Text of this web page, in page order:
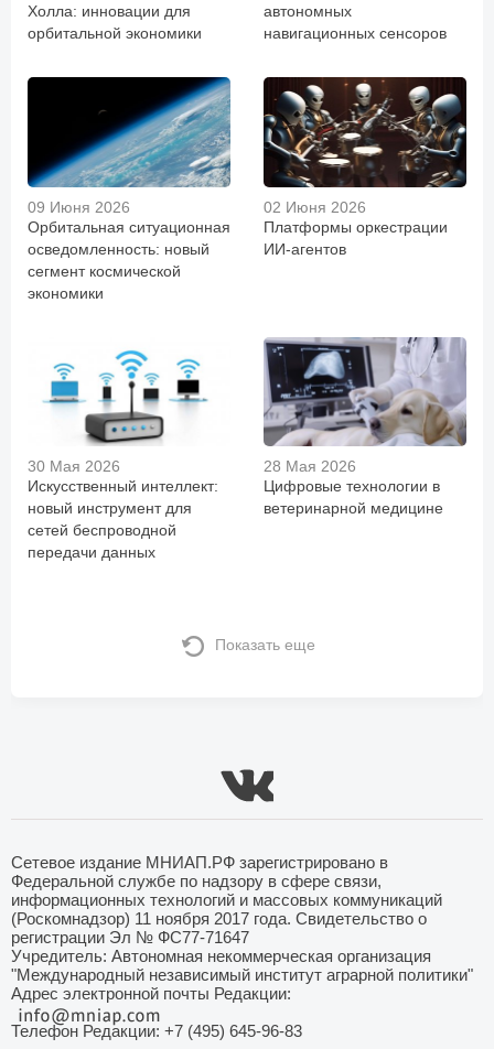
Холла: инновации для
орбитальной экономики
автономных
навигационных сенсоров
09 Июня 2026
Орбитальная ситуационная
осведомленность: новый
сегмент космической
экономики
02 Июня 2026
Платформы оркестрации
ИИ-агентов
30 Мая 2026
Искусственный интеллект:
новый инструмент для
сетей беспроводной
передачи данных
28 Мая 2026
Цифровые технологии в
ветеринарной медицине
Показать еще
Сетевое издание МНИАП.РФ зарегистрировано в
Федеральной службе по надзору в сфере связи,
информационных технологий и массовых коммуникаций
(Роскомнадзор) 11 ноября 2017 года. Свидетельство о
регистрации Эл № ФС77-71647
Учредитель: Автономная некоммерческая организация
"Международный независимый институт аграрной политики"
Адрес электронной почты Редакции:
Телефон Редакции: +7 (495) 645-96-83